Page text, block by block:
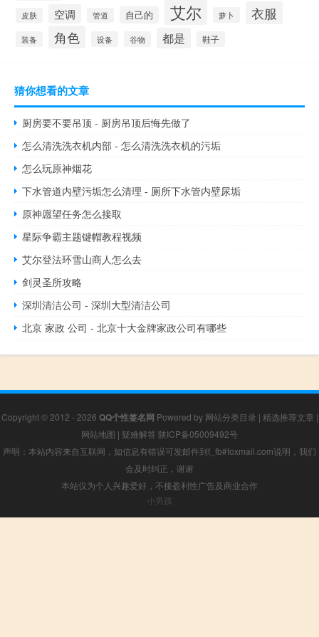
皮肤 空调 管道 自己的 艾尔 萝卜 衣服
装备 角色 设备 谷物 都是 鞋子
猜你想看的文章
厨房要不要吊顶 - 厨房吊顶后悔先做了
怎么清洗洗衣机内部 - 怎么清洗洗衣机的污垢
怎么玩原神烟花
下水管道内壁污垢怎么清理 - 厕所下水管内壁尿垢
原神愿望任务怎么接取
星际争霸主题键帽教程视频
艾尔登法环雪山商人怎么去
剑灵圣所攻略
深圳清洁公司 - 深圳大型清洁公司
北京 家政 公司 - 北京十大金牌家政公司有哪些
Copyright © 2012 - 2026 QQ个性签名网 Powered by 网站分类目录 | 精选推荐文章 |
网站地图 | 疑难解答 陕ICP备05009492号
声明：本站内容来自互联网，如信息有错误可发邮件到f_fb#foxmail.com说明，我们
会及时纠正，谢谢
本站仅为个人兴趣爱好，不接盈利性广告及商业合作
小男孩